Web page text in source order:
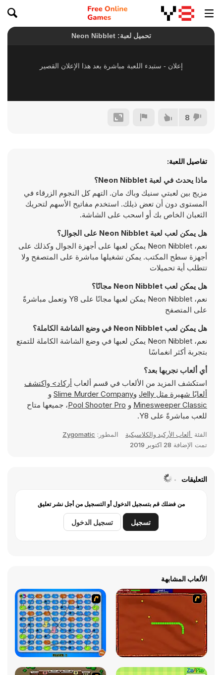
8
تفاصيل اللعبة:
ماذا يحدث في لعبة Neon Nibblet؟
مزيج بين لعبتي سنيك وباك مان. التهم كل النجوم الزرقاء في
المستوى دون أن تعض ذيلك. استخدم مفاتيح الأسهم لتحريك
الثعبان الخاص بك أو اسحب على الشاشة.
هل يمكن لعب لعبة Neon Nibblet على الجوال؟
نعم، Neon Nibblet يمكن لعبها على أجهزة الجوال وكذلك على
أجهزة سطح المكتب. يمكن تشغيلها مباشرة على المتصفح ولا
تتطلب أية تحميلات
هل يمكن لعب Neon Nibblet مجانًا؟
نعم، Neon Nibblet يمكن لعبها مجانًا على Y8 وتعمل مباشرةً
على المتصفح
هل يمكن لعب Neon Nibblet في وضع الشاشة الكاملة؟
نعم، Neon Nibblet يمكن لعبها في وضع الشاشة الكاملة للتمتع
بتجربة أكثر انغماسًا
أي ألعاب نجربها بعد؟
استكشف المزيد من الألعاب في قسم ألعاب
أركاد> واكتشف
ألعابًا شهيرة مثل Jelly وSlime Murder Company و
Minesweeper Classic و Pool Shooter Pro، جميعها متاح
للعب مباشرةً على Y8.
الفئة ألعاب الأركيد والكلاسيكية المطور: Zygomatic
تمت الإضافة 28 اكتوبر 2019
التعليقات
من فضلك قم بتسجيل الدخول أو التسجيل من أجل نشر تعليق
تسجيل تسجيل الدخول
الألعاب المشابهة